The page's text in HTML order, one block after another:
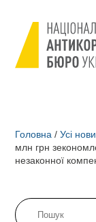
Головна / Усі
млн грн
незаконної